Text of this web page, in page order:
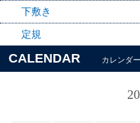
下敷き
定規
CALENDAR カレンダー